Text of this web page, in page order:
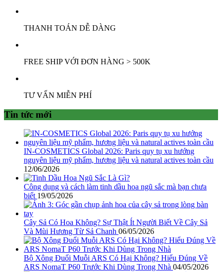
THANH TOÁN DỄ DÀNG
FREE SHIP VỚI ĐƠN HÀNG > 500K
TƯ VẤN MIỄN PHÍ
Tin tức mới
IN-COSMETICS Global 2026: Paris quy tụ xu hướng
nguyên liệu mỹ phẩm, hương liệu và natural actives toàn cầu
12/06/2026
Công dụng và cách làm tinh dầu hoa ngũ sắc mà bạn chưa
biết 19/05/2026
Cây Sả Có Hoa Không? Sự Thật Ít Người Biết Về Cây Sả
Và Mùi Hương Từ Sả Chanh 06/05/2026
Bộ Xông Đuổi Muỗi ARS Có Hại Không? Hiểu Đúng Về
ARS NomaT P60 Trước Khi Dùng Trong Nhà 04/05/2026